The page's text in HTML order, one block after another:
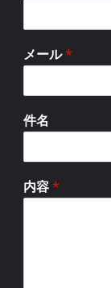
メール*
件名
内容*